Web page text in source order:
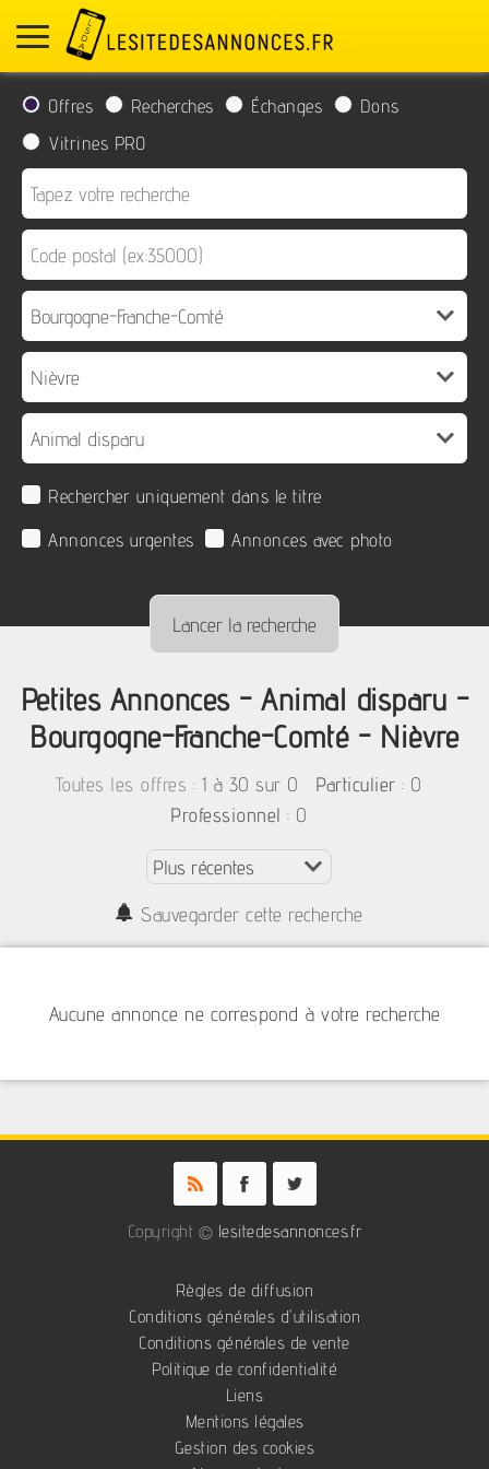
Offres Recherches Échanges
Dons
Vitrines PRO
Rechercher uniquement dans le titre
Annonces urgentes
Annonces avec photo
Petites Annonces - Animal disparu -
Bourgogne-Franche-Comté - Nièvre
Toutes les offres : 1 à 30 sur 0 Particulier : 0
Professionnel : 0
Sauvegarder cette recherche
Aucune annonce ne correspond à votre recherche
Copyright © lesitedesannonces.fr
Règles de diffusion
Conditions générales d'utilisation
Conditions générales de vente
Politique de confidentialité
Liens
Mentions légales
Gestion des cookies